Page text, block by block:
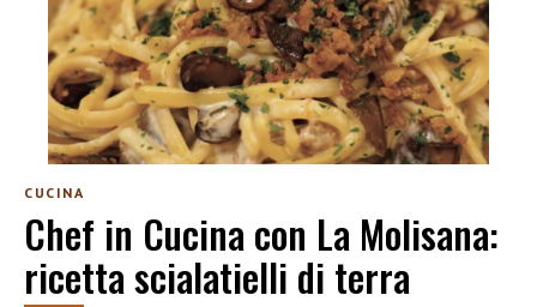
CUCINA
Chef in Cucina con La Molisana:
ricetta scialatielli di terra